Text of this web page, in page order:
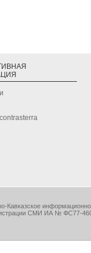
Кавказское
СМИ ИА № ФС77-